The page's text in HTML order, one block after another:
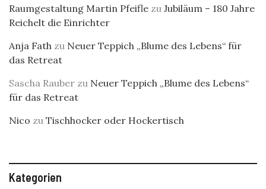
Raumgestaltung Martin Pfeifle zu Jubiläum – 180 Jahre
Reichelt die Einrichter
Anja Fath zu Neuer Teppich „Blume des Lebens“ für
das Retreat
Sascha Rauber zu Neuer Teppich „Blume des Lebens“
für das Retreat
Nico zu Tischhocker oder Hockertisch
Kategorien